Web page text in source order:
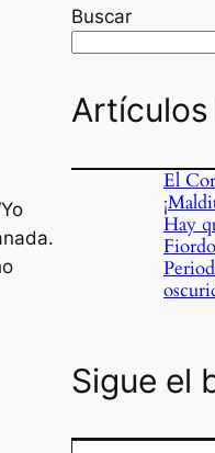
Buscar
El
Hay
Sigue el
Escribe tu correo electrónico…